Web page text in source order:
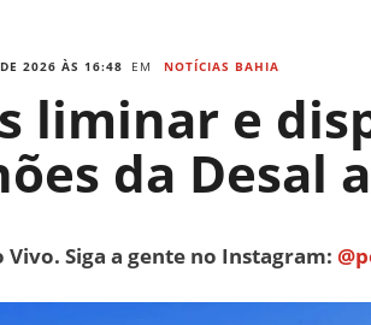
2026 ÀS 16:48 EM NOTÍCIAS BAHIA
liminar e
da Desal
Vivo. Siga a gente no Instagram: